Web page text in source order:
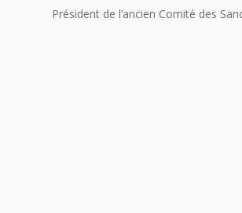
Président de l’ancien Comité des